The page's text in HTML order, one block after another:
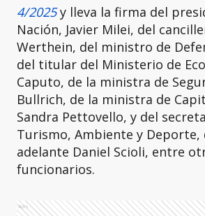
4/2025y lleva la firma del
Nación, Javier Milei, del
Werthein, del ministro de
del titular del Ministerio de
Caputo, de la ministra de
Bullrich, de la ministra de
Sandra Pettovello, y del
Turismo, Ambiente y Deporte,
adelante Daniel Scioli, entre
funcionarios.
Ads